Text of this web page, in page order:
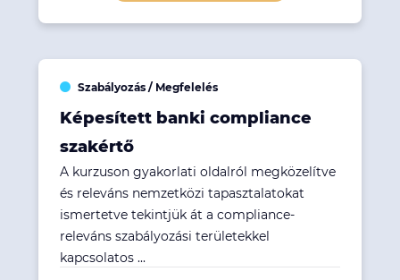
Szabályozás / Megfelelés
Képesített banki compliance
szakértő
A kurzuson gyakorlati oldalról megközelítve
és releváns nemzetközi tapasztalatokat
ismertetve tekintjük át a compliance-
releváns szabályozási területekkel
kapcsolatos ...